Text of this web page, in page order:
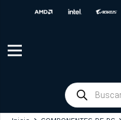
Búsqueda
de
productos